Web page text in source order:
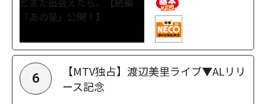
6
【MTV独占】渡辺美里ライブ▼ALリリ
ース記念